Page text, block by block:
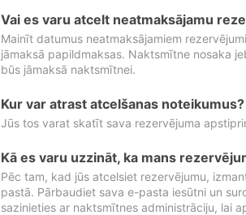
Vai es varu atcelt neatmaksājamu
Mainīt datumus neatmaksājamiem
jāmaksā papildmaksas. Naktsmītne nosaka
būs jāmaksā naktsmītnei.
Kur var atrast atcelšanas noteikumus?
Jūs tos varat skatīt sava rezervējuma
Kā es varu uzzināt, ka mans
Pēc tam, kad jūs atcelsiet rezervējumu,
pastā. Pārbaudiet sava e-pasta iesūtni un
sazinieties ar naktsmītnes administrāciju, lai